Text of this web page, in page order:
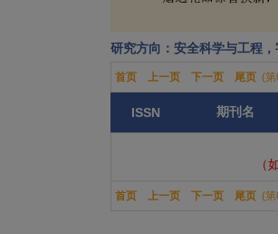
研究方向：安全科学与工程，
首页 上一页 下一页 尾页 (
ISSN 期刊名
（
首页 上一页 下一页 尾页 (